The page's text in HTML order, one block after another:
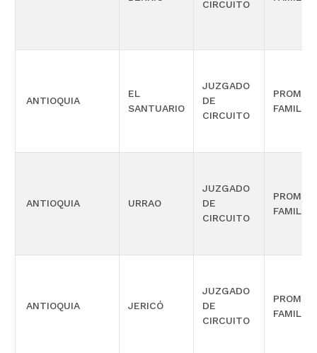
CIRCUITO
ANTIOQUIA
EL
SANTUARIO
JUZGADO
DE
CIRCUITO
FAMILIA
ANTIOQUIA URRAO
JUZGADO
DE
CIRCUITO
FAMILIA
ANTIOQUIA JERICÓ
JUZGADO
DE
CIRCUITO
FAMILIA